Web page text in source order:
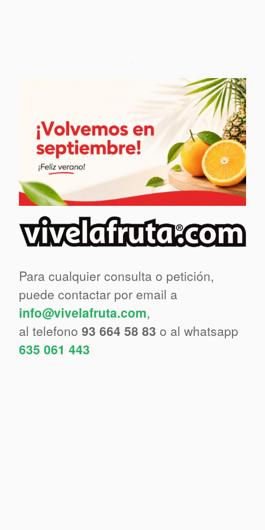
Para cualquier consulta o petición,
puede contactar por email a
info@vivelafruta.com,
al telefono 93 664 58 83 o al whatsapp
635 061 443